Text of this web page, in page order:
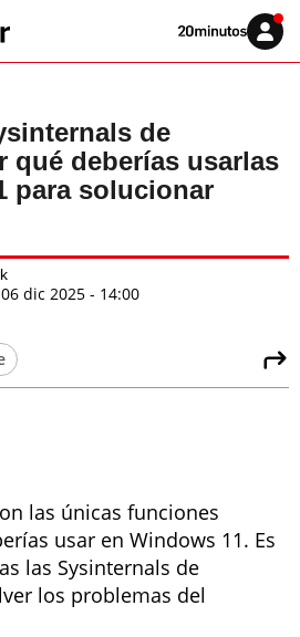
Volver
Iniciar
sesión
de
qué deberías usarlas
para solucionar
06 dic 2025 - 14:00
las únicas funciones
usar en Windows 11. Es
las Sysinternals de
los problemas del